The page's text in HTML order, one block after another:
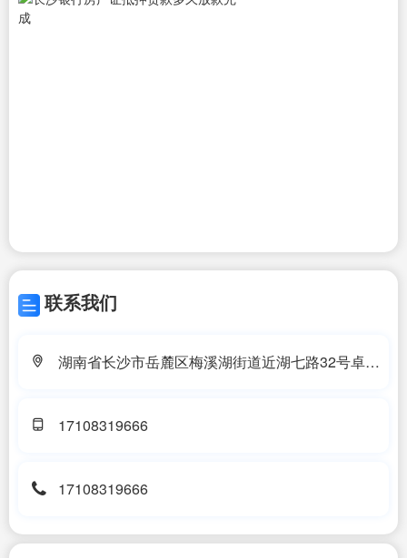
联系我们
湖南省长沙市岳麓区梅溪湖街道近湖七路32号卓越
17108319666
17108319666